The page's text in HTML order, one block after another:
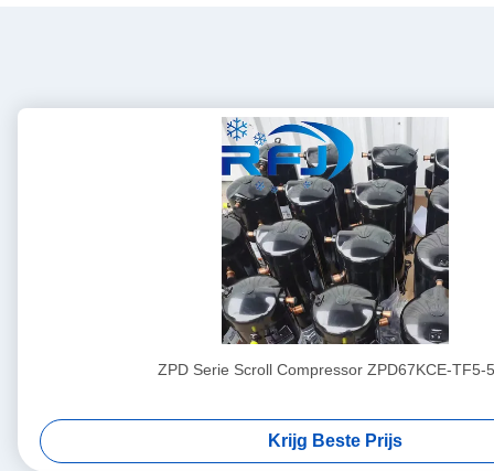
ZPD Serie Scroll Compressor ZPD67KCE-TF5-
Krijg Beste Prijs